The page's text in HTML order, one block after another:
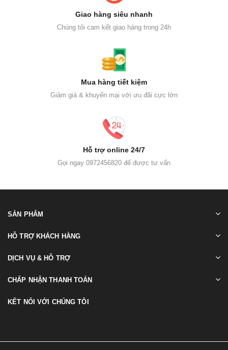
Giao hàng siêu nhanh
Chúng tôi cam kết giao hàng trong 24h
Mua hàng tiết kiệm
Giảm giá & khuyến mại với ưu đãi cực lớn
Hỗ trợ online 24/7
Gọi ngay 0972456820 để được tư vấn
SẢN PHẨM
HỖ TRỢ KHÁCH HÀNG
DỊCH VỤ & HỖ TRỢ
CHẤP NHẬN THANH TOÁN
KẾT NỐI VỚI CHÚNG TÔI